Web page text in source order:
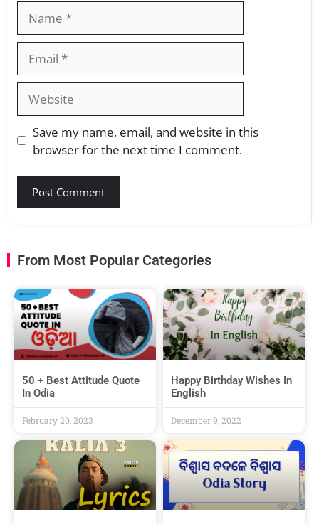
Save my name, email, and website in this
browser for the next time I comment.
From Most Popular Categories
50 + Best Attitude Quote
In Odia
February 20, 2023
Happy Birthday Wishes In
English
December 9, 2022